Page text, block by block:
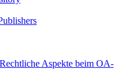
Aspekte beim OA-